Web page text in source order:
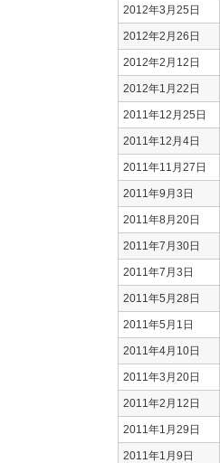
2012年3月25日
2012年2月26日
2012年2月12日
2012年1月22日
2011年12月25日
2011年12月4日
2011年11月27日
2011年9月3日
2011年8月20日
2011年7月30日
2011年7月3日
2011年5月28日
2011年5月1日
2011年4月10日
2011年3月20日
2011年2月12日
2011年1月29日
2011年1月9日